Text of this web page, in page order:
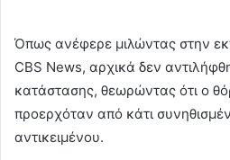
Όπως ανέφερε μιλώντας στην
CBS News, αρχικά δεν
κατάστασης, θεωρώντας ότι ο
προερχόταν από κάτι
αντικειμένου.